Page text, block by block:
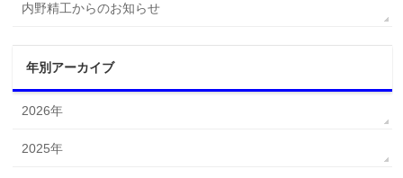
内野精工からのお知らせ
年別アーカイブ
2026年
2025年